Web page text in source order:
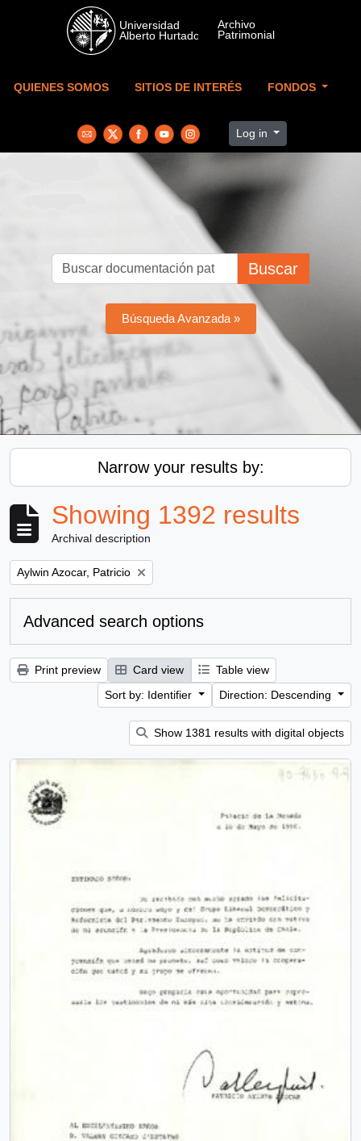
Skip to main content
QUIENES SOMOS SITIOS DE INTERÉS FONDOS
Log in
Buscar
Búsqueda Avanzada »
Narrow your results by:
Showing 1392 results
Archival description
Remove filter:
Aylwin Azocar, Patricio
Advanced search options
Print preview Card view
Table view
Sort by: Identifier
Direction: Descending
Show 1381 results with digital objects